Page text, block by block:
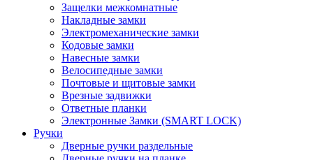
Защелки межкомнатные
Накладные замки
Электромеханические замки
Кодовые замки
Навесные замки
Велосипедные замки
Почтовые и щитовые замки
Врезные задвижки
Ответные планки
Электронные Замки (SMART LOCK)
Ручки
Дверные ручки раздельные